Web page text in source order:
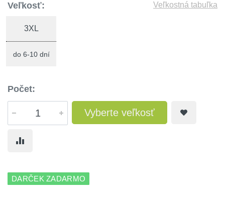
Veľkosť: Veľkostná tabuľka
3XL
do 6-10 dní
Počet:
Vyberte veľkosť
DARČEK ZADARMO